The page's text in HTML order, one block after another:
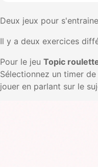
Deux jeux pour
Il y a deux exercices
Pour le jeu Topic
Sélectionnez un timer
jouer en parlant sur le